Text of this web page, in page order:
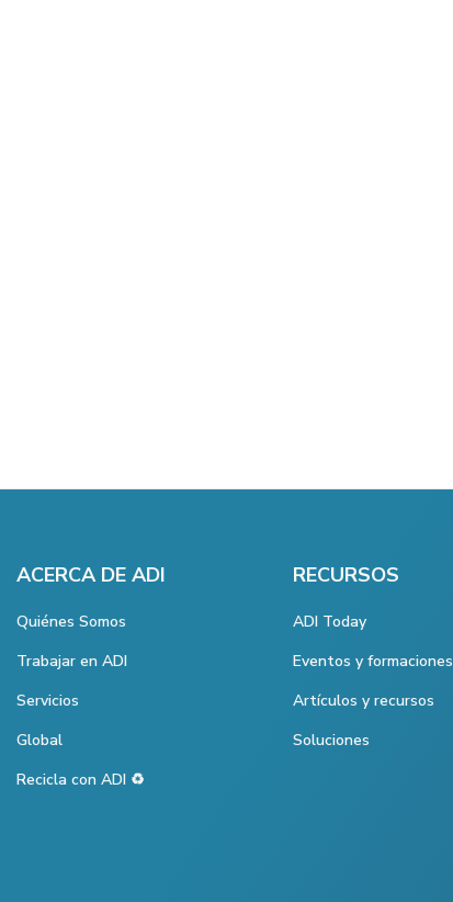
ACERCA DE ADI
Quiénes Somos
Trabajar en ADI
Servicios
Global
Recicla con ADI ♻️
RECURSOS
ADI Today
Eventos y formaciones
Artículos y recursos
Soluciones